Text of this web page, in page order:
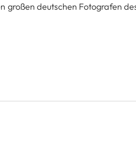
großen deutschen Fotografen